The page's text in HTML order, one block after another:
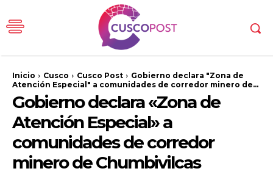
Inicio Cusco Cusco Post
Gobierno declara "Zona de
Atención Especial" a comunidades de corredor minero de...
Gobierno declara «Zona de
Atención Especial» a
comunidades de corredor
minero de Chumbivilcas